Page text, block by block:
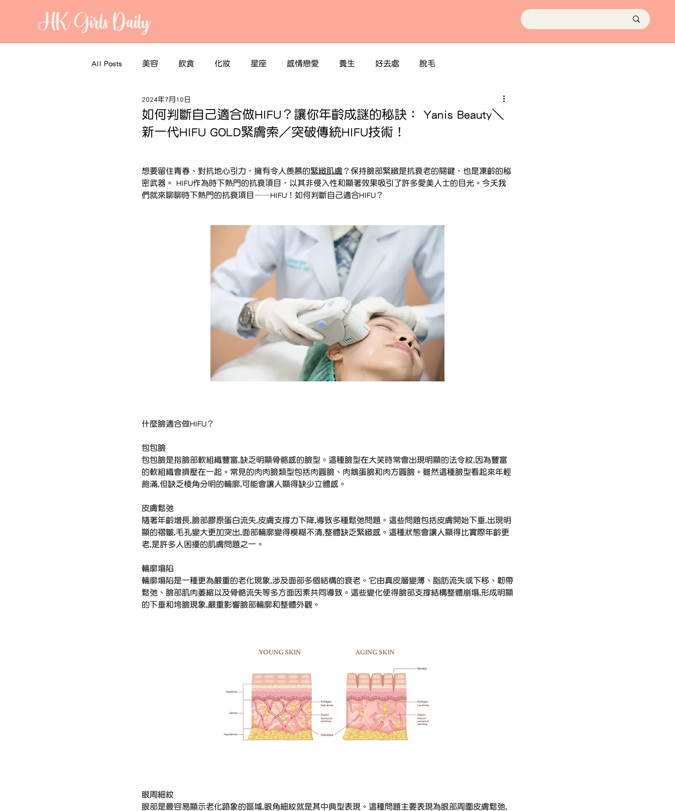
HK Girls Daily
All Posts 美容 飲食 化妝 星座 感情戀愛 養生 好去處 脫毛
如何判斷自己適合做HIFU？讓你年齡成謎的秘訣： Yanis Beauty＼
新一代HIFU GOLD緊膚索／突破傳統HIFU技術！
2024年7月10日
想要留住青春、對抗地心引力，擁有令人羨慕的緊緻肌膚？保持臉部緊緻是抗衰老的關鍵，也是凍齡的秘
密武器。 HIFU作為時下熱門的抗衰項目，以其非侵入性和顯著效果吸引了許多愛美人士的目光。今天我
們就來聊聊時下熱門的抗衰項目——HIFU！如何判斷自己適合HIFU？
什麼臉適合做HIFU？
包包臉
包包臉是指臉部軟組織豐富,缺乏明顯骨骼感的臉型。這種臉型在大笑時常會出現明顯的法令紋,因為豐富
的軟組織會擠壓在一起。常見的肉肉臉類型包括肉圓臉、肉鵝蛋臉和肉方圓臉。雖然這種臉型看起來年輕
飽滿,但缺乏棱角分明的輪廓,可能會讓人顯得缺少立體感。
皮膚鬆弛
隨著年齡增長,臉部膠原蛋白流失,皮膚支撐力下降,導致多種鬆弛問題。這些問題包括皮膚開始下垂,出現明
顯的褶皺,毛孔變大更加突出,面部輪廓變得模糊不清,整體缺乏緊緻感。這種狀態會讓人顯得比實際年齡更
老,是許多人困擾的肌膚問題之一。
輪廓塌陷
輪廓塌陷是一種更為嚴重的老化現象,涉及面部多個結構的衰老。它由真皮層變薄、脂肪流失或下移、韌帶
鬆弛、臉部肌肉萎縮以及骨骼流失等多方面因素共同導致。這些變化使得臉部支撐結構整體崩塌,形成明顯
的下垂和垮臉現象,嚴重影響臉部輪廓和整體外觀。
眼周細紋
眼部是最容易顯示老化跡象的區域,眼角細紋就是其中典型表現。這種問題主要表現為眼部周圍皮膚鬆弛,